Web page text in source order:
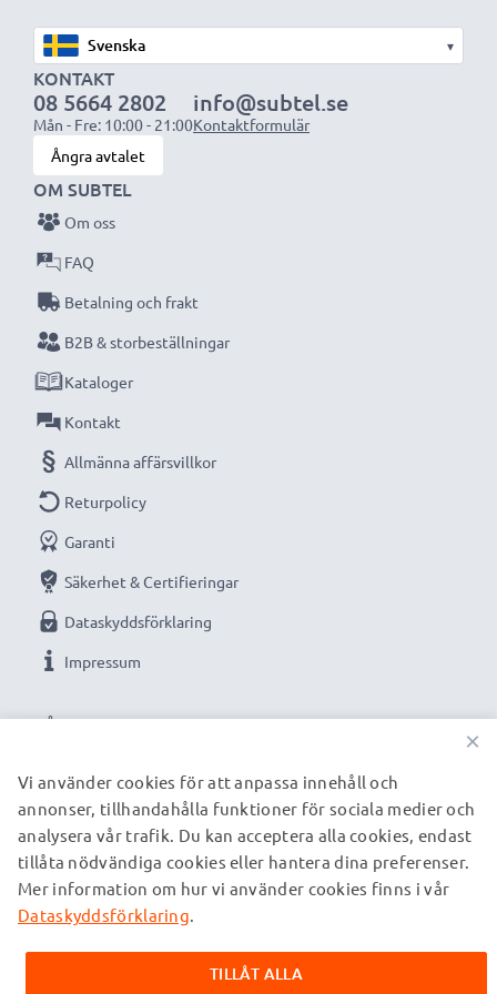
kvaliteten. Beställ nu!
▾
KONTAKT
08 5664 2802
Mån - Fre: 10:00 - 21:00
info@subtel.se
Kontaktformulär
Ångra avtalet
VÅRA BETALNINGSALTERNATIV
OM SUBTEL
Om oss
FAQ
Betalning och frakt
B2B & storbeställningar
Kataloger
Kontakt
Allmänna affärsvillkor
Returpolicy
Garanti
Säkerhet & Certifieringar
Dataskyddsförklaring
Impressum
VÅRA FRAKTPARTNERS
© subtel.se 2026
Alla priser är inklusive moms och exklusive fraktkostnader.
varumärken tillhörande deras ägare och anges på våra
webbsidor enbart för att ge information om våra produkter.
×
Vi använder cookies för att anpassa innehåll och
annonser, tillhandahålla funktioner för sociala medier och
analysera vår trafik. Du kan acceptera alla cookies, endast
tillåta nödvändiga cookies eller hantera dina preferenser.
Mer information om hur vi använder cookies finns i vår
Dataskyddsförklaring.
TILLÅT ALLA